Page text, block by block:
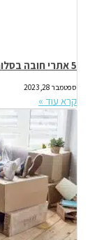
5 אתרי חובה בסלוניקי
ספטמבר 28, 2023
קרא עוד »